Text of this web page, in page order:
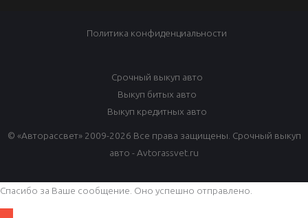
Политика конфиденциальности
Срочный выкуп авто
Выкуп битых авто
Выкуп кредитных авто
© «Авторассвет» 2009-2026 Все права защищены. Срочный выкуп
авто - Avtorassvet.ru
Спасибо за Ваше сообщение. Оно успешно отправлено.